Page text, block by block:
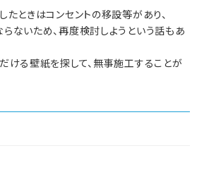
たときはコンセントの移設等があり、
ないため、再度検討しようという話もあ
ける壁紙を探して、無事施工することが